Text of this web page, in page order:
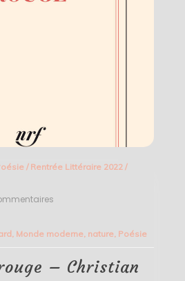
/ Rentrée Littéraire 2022/
rouge
Christian
Bobin
, Monde moderne, nature, Poésie
– Christian